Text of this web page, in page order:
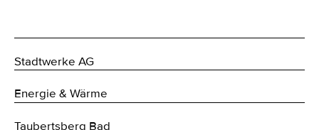
Stadtwerke AG
Energie & Wärme
Taubertsberg Bad